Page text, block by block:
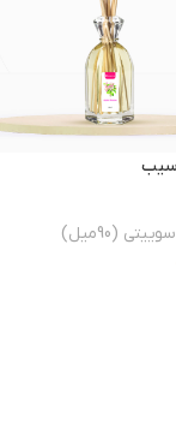
(90میل)